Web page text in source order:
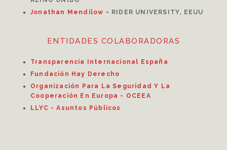
Jonathan Mendilow - RIDER UNIVERSITY, EEUU
ENTIDADES COLABORADORAS
Transparencia Internacional España
Fundación Hay Derecho
Organización Para La Seguridad Y La
Cooperación En Europa - OCEEA
LLYC - Asuntos Públicos